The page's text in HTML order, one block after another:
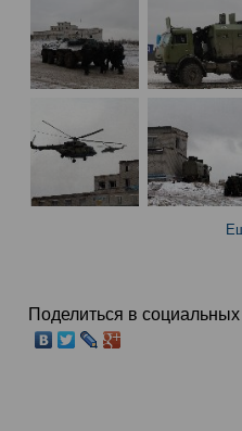
Поделиться в социальных